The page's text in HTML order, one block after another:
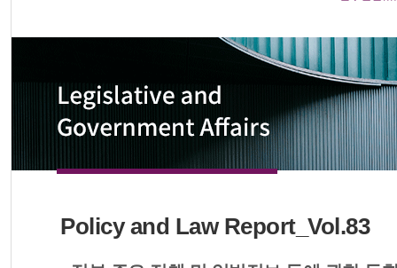
Policy and Law Report_Vol.83